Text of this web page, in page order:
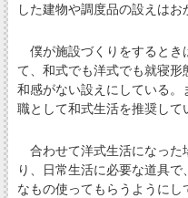
した建物や調度品の設えはお
僕が施設づくりをするとき
て、和式でも洋式でも就寝
和感がない設えにしている。
職として和式生活を推奨して
合わせて洋式生活になった
り、日常生活に必要な道具
なもの使ってもらうように